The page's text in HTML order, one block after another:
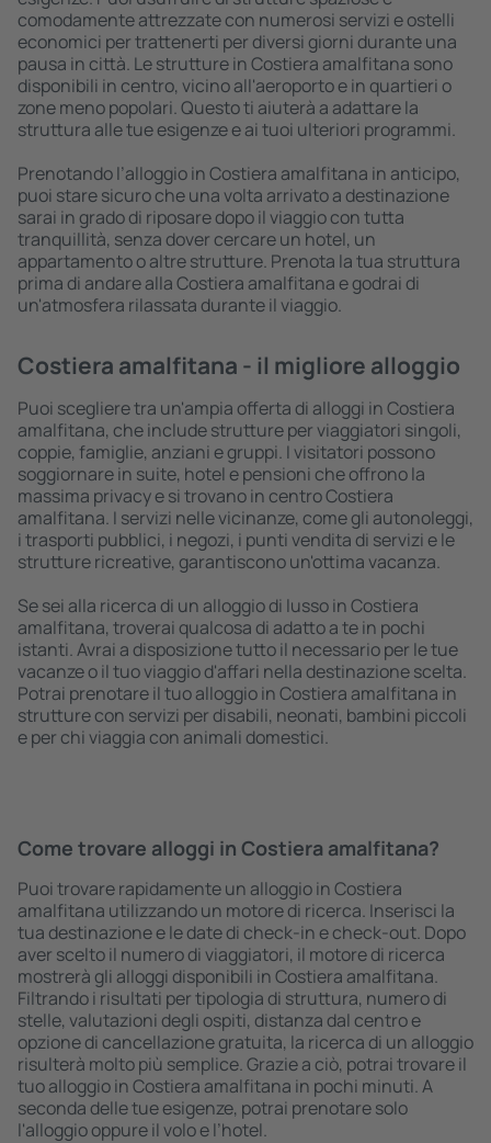
comodamente attrezzate con numerosi servizi e ostelli
economici per trattenerti per diversi giorni durante una
pausa in città. Le strutture in Costiera amalfitana sono
disponibili in centro, vicino all'aeroporto e in quartieri o
zone meno popolari. Questo ti aiuterà a adattare la
struttura alle tue esigenze e ai tuoi ulteriori programmi.
Prenotando l’alloggio in Costiera amalfitana in anticipo,
puoi stare sicuro che una volta arrivato a destinazione
sarai in grado di riposare dopo il viaggio con tutta
tranquillità, senza dover cercare un hotel, un
appartamento o altre strutture. Prenota la tua struttura
prima di andare alla Costiera amalfitana e godrai di
un'atmosfera rilassata durante il viaggio.
Costiera amalfitana - il migliore alloggio
Puoi scegliere tra un'ampia offerta di alloggi in Costiera
amalfitana, che include strutture per viaggiatori singoli,
coppie, famiglie, anziani e gruppi. I visitatori possono
soggiornare in suite, hotel e pensioni che offrono la
massima privacy e si trovano in centro Costiera
amalfitana. I servizi nelle vicinanze, come gli autonoleggi,
i trasporti pubblici, i negozi, i punti vendita di servizi e le
strutture ricreative, garantiscono un'ottima vacanza.
Se sei alla ricerca di un alloggio di lusso in Costiera
amalfitana, troverai qualcosa di adatto a te in pochi
istanti. Avrai a disposizione tutto il necessario per le tue
vacanze o il tuo viaggio d'affari nella destinazione scelta.
Potrai prenotare il tuo alloggio in Costiera amalfitana in
strutture con servizi per disabili, neonati, bambini piccoli
e per chi viaggia con animali domestici.
Come trovare alloggi in Costiera amalfitana?
Puoi trovare rapidamente un alloggio in Costiera
amalfitana utilizzando un motore di ricerca. Inserisci la
tua destinazione e le date di check-in e check-out. Dopo
aver scelto il numero di viaggiatori, il motore di ricerca
mostrerà gli alloggi disponibili in Costiera amalfitana.
Filtrando i risultati per tipologia di struttura, numero di
stelle, valutazioni degli ospiti, distanza dal centro e
opzione di cancellazione gratuita, la ricerca di un alloggio
risulterà molto più semplice. Grazie a ciò, potrai trovare il
tuo alloggio in Costiera amalfitana in pochi minuti. A
seconda delle tue esigenze, potrai prenotare solo
l'alloggio oppure il volo e l’hotel.